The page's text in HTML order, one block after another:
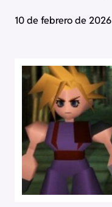
10 de febrero de 2026